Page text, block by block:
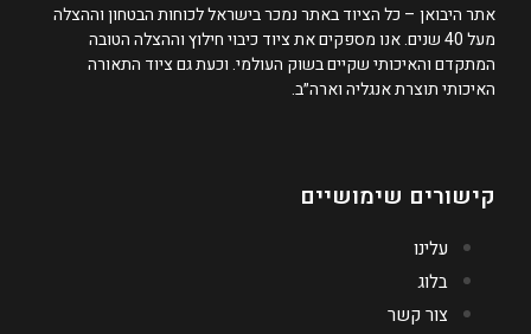
אתר היבואן – כל הציוד באתר נמכר בישראל לכוחות הבטחון וההצלה
מעל 40 שנים. אנו מספקים את ציוד כיבוי חילוץ וההצלה הטובה
המתקדם והאיכותי שקיים בשוק העולמי. וכעת גם ציוד התאורה
האיכותי תוצרת אנגליה וארה״ב.
קישורים שימושיים
עלינו
בלוג
צור קשר